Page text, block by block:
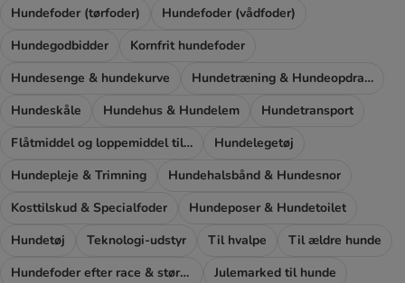
Hundefoder (tørfoder)
Hundefoder (vådfoder)
Hundegodbidder
Kornfrit hundefoder
Hundesenge & hundekurve
Hundetræning & Hundeopdragelse
Hundeskåle
Hundehus & Hundelem
Hundetransport
Flåtmiddel og loppemiddel til hunde
Hundelegetøj
Hundepleje & Trimning
Hundehalsbånd & Hundesnor
Kosttilskud & Specialfoder
Hundeposer & Hundetoilet
Hundetøj
Teknologi-udstyr Til hvalpe
Til ældre hunde
Hundefoder efter race & størrelse
Julemarked til hunde